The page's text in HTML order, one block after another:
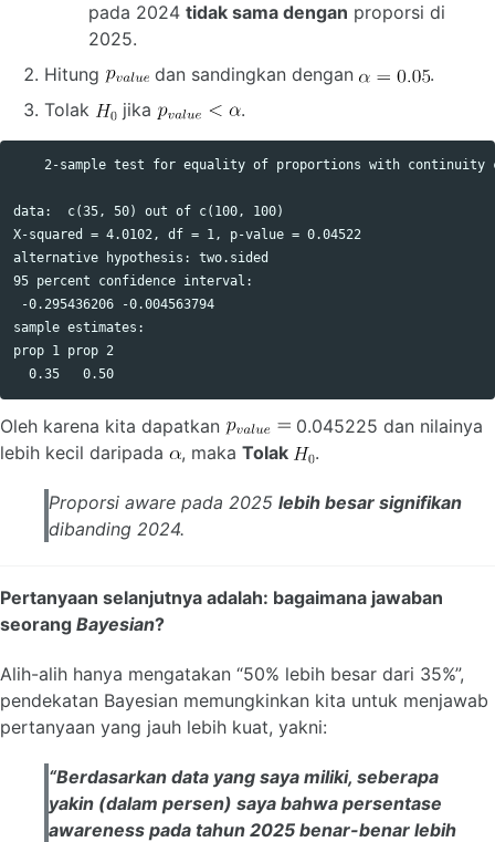
pada 2024 tidak sama dengan proporsi di
2025.
Hitung
dan sandingkan dengan
.
Tolak
jika .
2-sample test for equality of proportions with continuity
data:  c(35, 50) out of c(100, 100)
X-squared = 4.0102, df = 1, p-value = 0.04522
alternative hypothesis: two.sided
95 percent confidence interval:
-0.295436206 -0.004563794
sample estimates:
prop 1 prop 2
Oleh karena kita dapatkan
0.045225 dan nilainya
lebih kecil daripada
, maka Tolak .
Proporsi aware pada 2025 lebih besar signifikan
dibanding 2024.
Pertanyaan selanjutnya adalah: bagaimana jawaban
seorang Bayesian?
Alih-alih hanya mengatakan “50% lebih besar dari 35%”,
pendekatan Bayesian memungkinkan kita untuk menjawab
pertanyaan yang jauh lebih kuat, yakni:
“Berdasarkan data yang saya miliki, seberapa
yakin (dalam persen) saya bahwa persentase
awareness pada tahun 2025 benar-benar lebih